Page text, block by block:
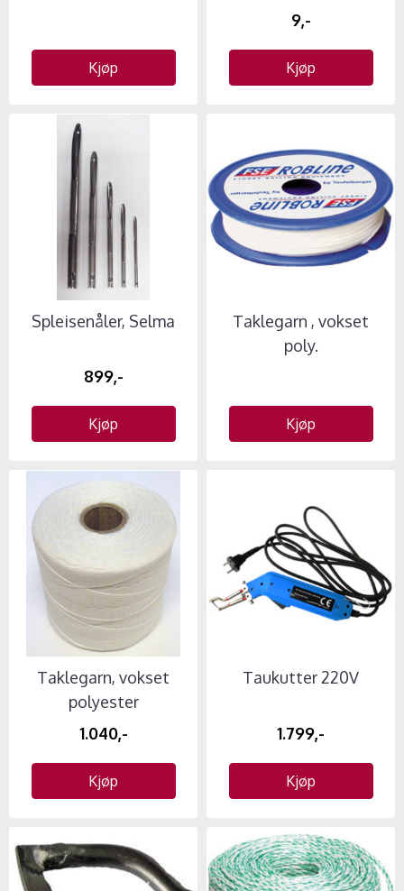
Kjøp
9,-
Kjøp
Spleisenåler, Selma
899,-
Kjøp
Taklegarn , vokset
poly.
Kjøp
Taklegarn, vokset
polyester
1.040,-
Kjøp
Taukutter 220V
1.799,-
Kjøp